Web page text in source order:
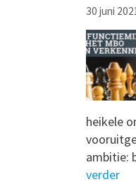
30 juni
heikele
ambitie:
verder